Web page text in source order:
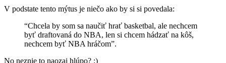
V podstate tento mýtus je niečo ako by si si povedala:
“Chcela by som sa naučiť hrať basketbal, ale nechcem
byť draftovaná do NBA, len si chcem hádzať na kôš,
nechcem byť NBA hráčom”.
No neznie to naozaj hlúpo? :)